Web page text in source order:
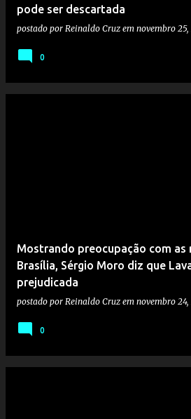
pode ser descartada
postado por Reinaldo Cruz em novembro 25,
0
Mostrando preocupação com as
Brasília, Sérgio Moro diz que
prejudicada
postado por Reinaldo Cruz em novembro 24,
0